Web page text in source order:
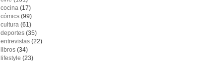
cocina(17)
cómics(99)
cultura(61)
deportes(35)
entrevistas(22)
libros(34)
lifestyle (23)